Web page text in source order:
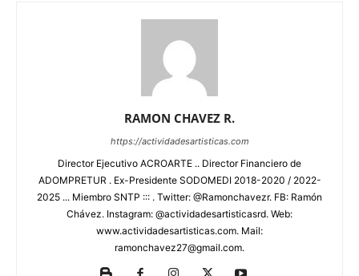
RAMON CHAVEZ R.
https://actividadesartisticas.com
Director Ejecutivo ACROARTE .. Director Financiero de
ADOMPRETUR . Ex-Presidente SODOMEDI 2018-2020 / 2022-
2025 ... Miembro SNTP ::: . Twitter: @Ramonchavezr. FB: Ramón
Chávez. Instagram: @actividadesartisticasrd. Web:
www.actividadesartisticas.com. Mail:
ramonchavez27@gmail.com.